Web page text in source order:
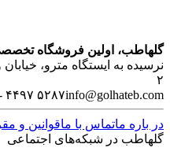
گلهاطب، اولین فروشگاه
۲
info@golhateb.com۰۲۱ - ۴۴۹۷
در باره ماتماس با ماقوانین و
گلهاطب در شبکه‌های اجتماعی